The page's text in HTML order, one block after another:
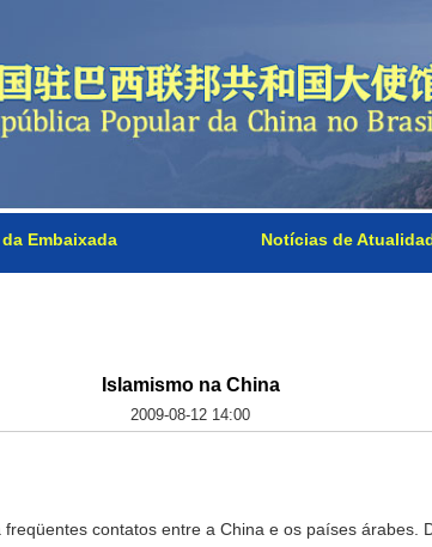
Embaixada Notícias de
Islamismo na China
2009-08-12 14:00
contatos entre a China e os países árabes.